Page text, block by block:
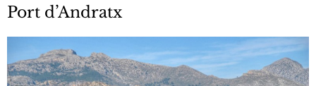
Port d’Andratx